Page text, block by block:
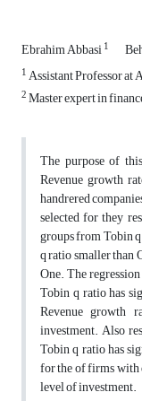
Ebrahim Abbasi1
1Assistant Professor at
2Master expert in
The purpose of
Revenue growth
handrered
selected for they
groups from Tobin
q ratio smaller than
One. The
Tobin q ratio has
Revenue growth
investment. Also
Tobin q ratio has
for the of firms with
level of investment.